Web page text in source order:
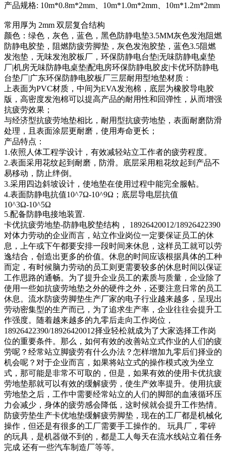
产品规格: 10m*0.8m*2mm、10m*1.0m*2mm、10m*1.2m*2mm
常用厚为 2mm 双层复合结构
颜色：绿色，灰色，蓝色，黑色防静电垫3.5MM灰色发泡阻燃
防静电胶垫，阻燃防疲劳脚垫，灰色发泡胶垫，蓝色3.5阻燃
发泡垫，无味发泡胶板厂，环保防静电台垫|无味防静电桌垫
厂|机房无味防静电桌垫|配电房环保防静电胶皮|卡优环防静电
台垫厂|广东环保防静电胶板厂三层耐用型地垫材质：
上表面为PVC材质，中间为EVA发泡棉，底层为橡胶导电胶
版，高密度发泡棉可以提高产品的耐用性和回弹性，从而增强
抗疲劳效果；
与经济型抗疲劳地垫相比，耐用型抗疲劳地垫，表面耐磨防滑
处理，且表面涂层更耐磨，使用寿命更长；
产品特点：
1.依照人体工程学设计，有效减轻站立工作者的疲劳程度。
2.表面采用花纹起到耐磨，防滑。底层采用粗花纹起到产品不
易移动，防止绊倒。
3.采用四边斜坡设计，使地垫在使用过程中能完全服帖。
4.表面防静电抗值10^7Ω-10^9Ω；底层导电层抗值
10^3Ω-10^5Ω
5.配备防静电接地装置.
卡优抗疲劳地垫-防静电胶垫结构， 18926420012/18926422390
对体力劳动的企业而言，站立作业岗位一定要保证员工的休
息，上午或下午都要安排一段时间来休息，这样员工就可以劳
逸结合，创造出更多的价值。休息的时间应该根据具体的工种
而定，有时候脑力劳动的员工则更需要较多的休息时间以保证
工作思路的通畅。为了提升企业员工的素质与质量，企业除了
使用一些如抗疲劳地垫之外的硬件之外，还要注意日常的员工
休息。流水防疲劳脚垫生产厂家的电子行业越来越多，呈现出
劳动密集型的生产而已，为了追求生产率，企业往往会提升工
作强度。随着越来越多的九零后走向工作岗位，
18926422390/18926420012择业轻松就成为了大家选择工作岗
位的重要条件。那么，如何有效的改善站立式作业的人们的疲
劳呢？经常站立脚疲劳有什么办法？怎样增加九零后们择业的
机会呢？对于企业而言，如果将站立式的操作模式改为坐立
式，那可能是非常不可取的，但是，如果有效的使用卡优抗疲
劳地垫那就可以有效的缓解疲劳，使生产效率提升。使用抗疲
劳地垫之后，工作中需要经常站立的人们的脚部的血液循环压
力会减少，身体的疲劳感会降低，这时候就会提升工作热情。
防疲劳垫生产卡优地垫缓解疲劳脚垫，现在的工厂都是机械化
操作，但还是有很多的工厂需要手工操作的。 玩具厂，零碎
的玩具，是机器做不到的，都是工人每天在流水线站立着任务
完成 还有一些汽车制造厂等等。